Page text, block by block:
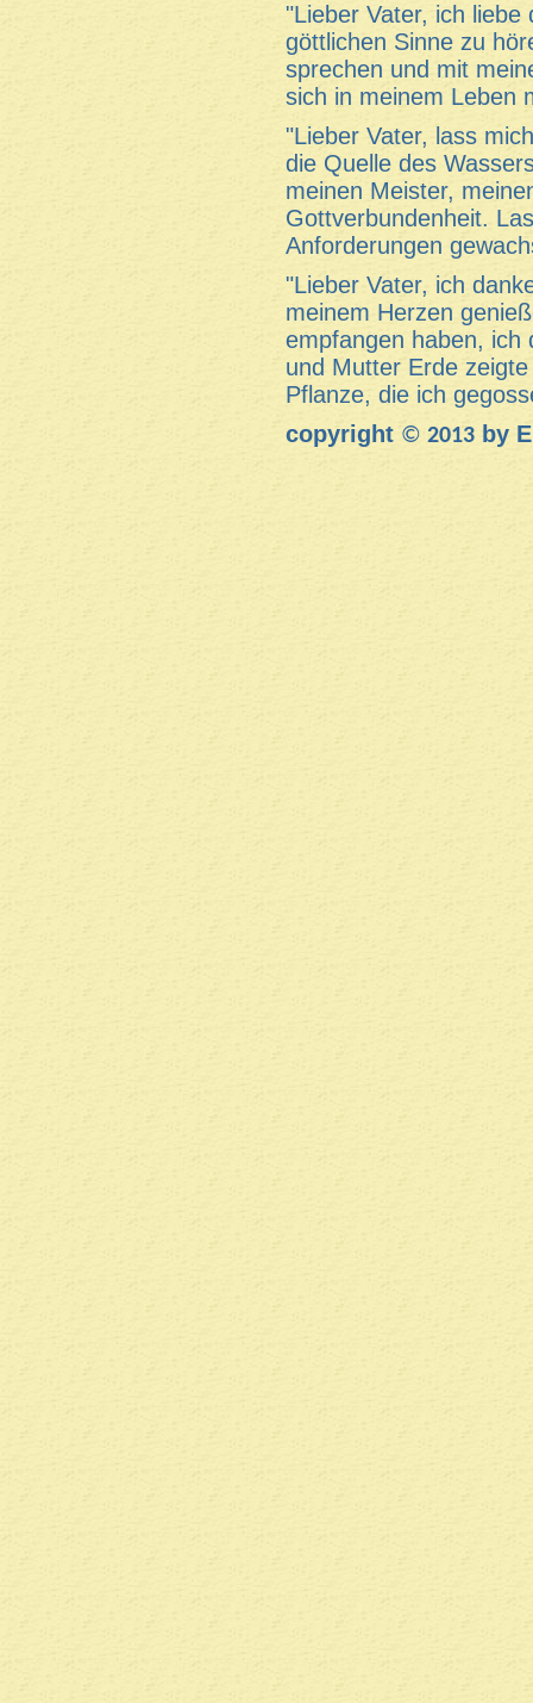
"Lieber Vater, ich
göttlichen Sinne zu
sprechen und mit
sich in meinem Leben
"Lieber Vater, lass
die Quelle des
meinen Meister,
Gottverbundenheit.
Anforderungen
"Lieber Vater, ich
meinem Herzen
empfangen haben, ich
und Mutter Erde
Pflanze, die ich
copyright © 2013 by